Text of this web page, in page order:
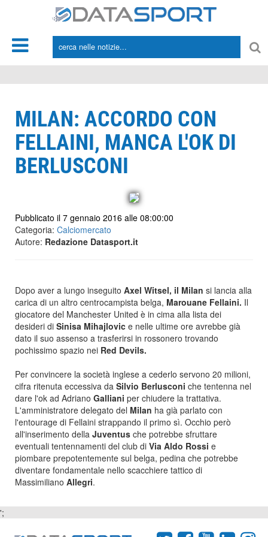
MILAN: ACCORDO CON
FELLAINI, MANCA L'OK DI
BERLUSCONI
Pubblicato il 7 gennaio 2016 alle 08:00:00
Categoria: Calciomercato
Autore: Redazione Datasport.it
Dopo aver a lungo inseguito Axel Witsel, il Milan si lancia alla
carica di un altro centrocampista belga, Marouane Fellaini. Il
giocatore del Manchester United è in cima alla lista dei
desideri di Sinisa Mihajlovic e nelle ultime ore avrebbe già
dato il suo assenso a trasferirsi in rossonero trovando
pochissimo spazio nei Red Devils.
Per convincere la società inglese a cederlo servono 20 milioni,
cifra ritenuta eccessiva da Silvio Berlusconi che tentenna nel
dare l'ok ad Adriano Galliani per chiudere la trattativa.
L'amministratore delegato del Milan ha già parlato con
l'entourage di Fellaini strappando il primo sì. Occhio però
all'inserimento della Juventus che potrebbe sfruttare
eventuali tentennamenti del club di Via Aldo Rossi e
piombare prepotentemente sul belga, pedina che potrebbe
diventare fondamentale nello scacchiere tattico di
Massimiliano Allegri.
';